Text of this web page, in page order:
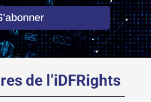
de l’iDFRights